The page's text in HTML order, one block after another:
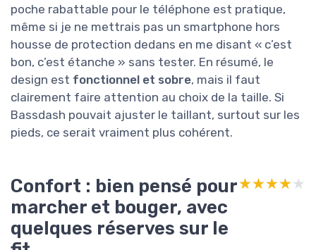
poche rabattable pour le téléphone est pratique,
même si je ne mettrais pas un smartphone hors
housse de protection dedans en me disant « c’est
bon, c’est étanche » sans tester. En résumé, le
design est fonctionnel et sobre, mais il faut
clairement faire attention au choix de la taille. Si
Bassdash pouvait ajuster le taillant, surtout sur les
pieds, ce serait vraiment plus cohérent.
Confort : bien pensé pour
marcher et bouger, avec
quelques réserves sur le
★★★★★
★★★★★